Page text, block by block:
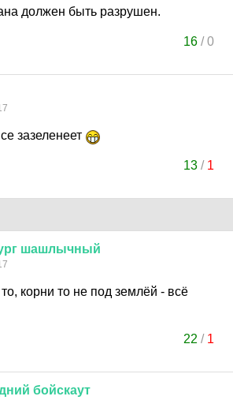
должен быть разрушен.
16 /0
зазеленеет
13 / 1
шашлычный
корни то не под землёй - всё
22 / 1
бойскаут